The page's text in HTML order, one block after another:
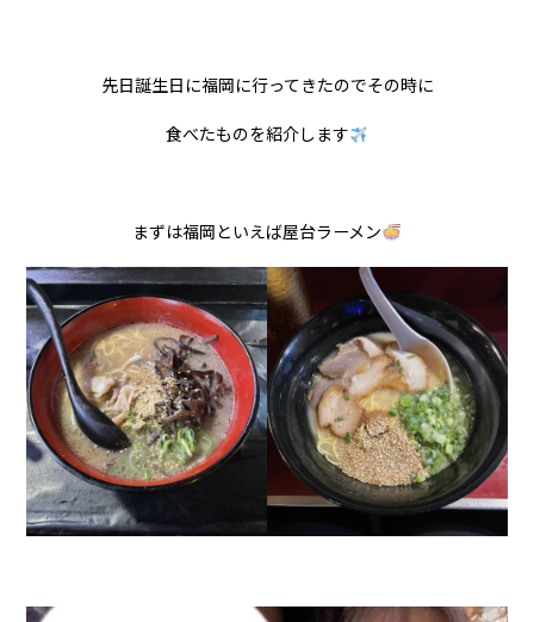
先日誕生日に福岡に行ってきたのでその時に
食べたものを紹介します
まずは福岡といえば屋台ラーメン